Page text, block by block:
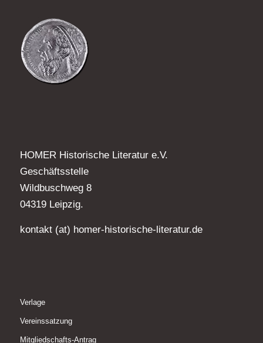
HOMER Historische Literatur e.V.
Geschäftsstelle
Wildbuschweg 8
04319 Leipzig.
kontakt (at) homer-historische-literatur.de
Verlage
Vereinssatzung
Mitgliedschafts-Antrag